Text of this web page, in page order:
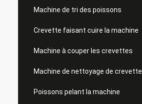
Machine de tri des poissons
Crevette faisant cuire la machine
Machine à couper les crevettes
Machine de nettoyage de crevette
Poissons pelant la machine